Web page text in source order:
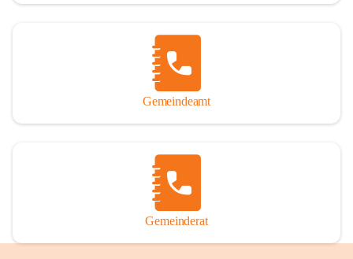
Gemeindeamt
Gemeinderat